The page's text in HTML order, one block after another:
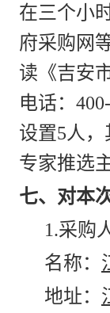
在三个小
府采购网
读《吉安
电话：
设置5人
专家推选
七、对本
1.采购
名称：
地址：